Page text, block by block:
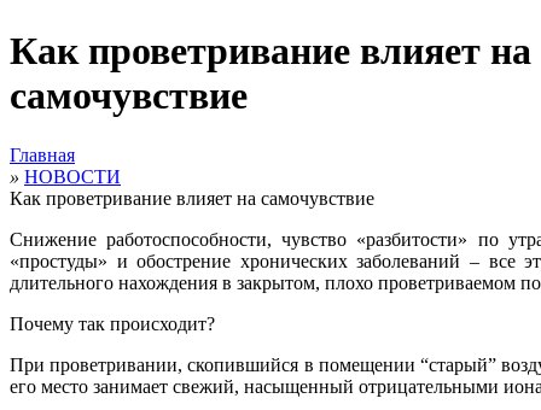
Как проветривание влияет на
самочувствие
Главная
» НОВОСТИ
Как проветривание влияет на самочувствие
Снижение работоспособности, чувство «разбитости» по
«простуды» и обострение хронических заболеваний – все
длительного нахождения в закрытом, плохо проветриваемом
Почему так происходит?
При проветривании, скопившийся в помещении “старый”
его место занимает свежий, насыщенный отрицательными